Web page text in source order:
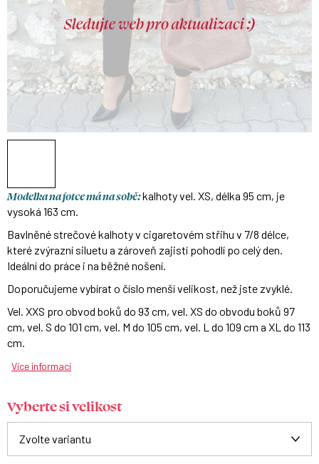
Modelka na fotce má na sobě:kalhoty vel. XS, délka 95 cm, je
vysoká 163 cm.
Bavlněné strečové kalhoty v cigaretovém střihu v 7/8 délce,
které zvýrazní siluetu a zároveň zajistí pohodlí po celý den.
Ideální do práce i na běžné nošení.
Doporučujeme vybírat o číslo menší velikost, než jste zvyklé.
Vel. XXS pro obvod boků do 93 cm, vel. XS do obvodu boků 97
cm, vel. S do 101 cm, vel. M do 105 cm, vel. L do 109 cm a XL do 113
cm.
Více informací
Vyberte si velikost